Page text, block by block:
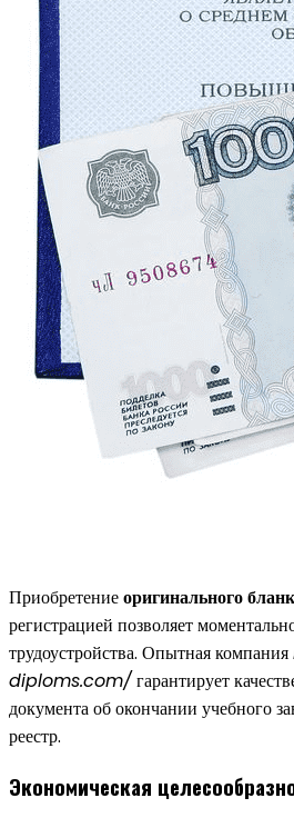
Приобретениеоригинального
регистрацией позволяет
трудоустройства. Опытная компания
diploms.com/гарантирует
документа об окончании учебного
реестр.
Экономическая